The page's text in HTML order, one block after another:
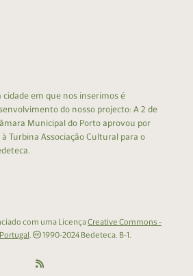
cidade em que nos inserimos é
do nosso projecto: A 2 de
Municipal do Porto aprovou por
Turbina Associação Cultural para o
com uma LicençaCreative Commons -
. 1990-2024 Bedeteca. B-1.